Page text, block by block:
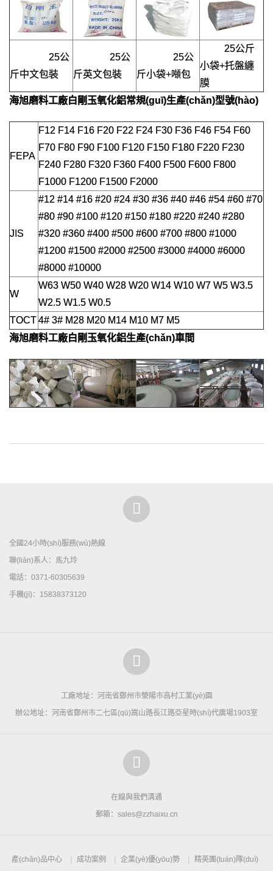
25公
斤中文包裝
25公
斤英文包裝
25公
斤小袋+噸包
25公斤
小袋+托盤纏
膜
海旭磨料工廠白剛玉氧化鋁常規(guī)生產(chǎn)型號(hào)
FEPA
F12 F14 F16 F20 F22 F24 F30 F36 F46 F54 F60
F70 F80 F90 F100 F120 F150 F180 F220 F230
F240 F280 F320 F360 F400 F500 F600 F800
F1000 F1200 F1500 F2000
JIS
#12 #14 #16 #20 #24 #30 #36 #40 #46 #54 #60 #70
#80 #90 #100 #120 #150 #180 #220 #240 #280
#320 #360 #400 #500 #600 #700 #800 #1000
#1200 #1500 #2000 #2500 #3000 #4000 #6000
#8000 #10000
W
W63 W50 W40 W28 W20 W14 W10 W7 W5 W3.5
W2.5 W1.5 W0.5
TOCT4# 3# M28 M20 M14 M10 M7 M5
海旭磨料工廠白剛玉氧化鋁生產(chǎn)車間
全國24小時(shí)服務(wù)熱線
聯(lián)系人：馬九玲
電話：0371-60305639
手機(jī)：15838373120
工廠地址：河南省鄭州市滎陽市高村工業(yè)園
辦公地址：河南省鄭州市二七區(qū)嵩山路長江路亞星時(shí)代廣場1903室
在線與我們溝通
郵箱：sales@zzhaixu.cn
產(chǎn)品中心 成功案例 企業(yè)優(yōu)勢 精英團(tuán)隊(duì)